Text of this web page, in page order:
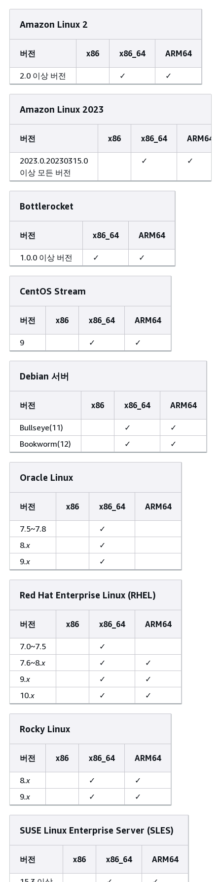
Amazon Linux 2
버전 x86 x86_64 ARM64
2.0 이상 버전 ✓ ✓
Amazon Linux 2023
버전 x86 x86_64 ARM64
2023.0.20230315.0
이상 모든 버전
✓ ✓
Bottlerocket
버전 x86_64 ARM64
1.0.0 이상 버전 ✓ ✓
CentOS Stream
버전 x86 x86_64 ARM64
9 ✓ ✓
Debian 서버
버전 x86 x86_64 ARM64
Bullseye(11) ✓
✓
Bookworm(12)
✓ ✓
Oracle Linux
버전 x86 x86_64 ARM64
7.5~7.8
✓
8.x
✓
9.x ✓
Red Hat Enterprise Linux (RHEL)
버전 x86 x86_64 ARM64
7.0~7.5
✓
7.6~8.x ✓
✓
9.x ✓
✓
10.x ✓ ✓
Rocky Linux
버전 x86 x86_64 ARM64
8.x ✓
✓
9.x ✓ ✓
SUSE Linux Enterprise Server (SLES)
버전 x86 x86_64 ARM64